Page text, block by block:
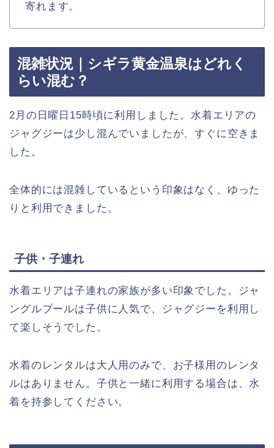
寄れます。
混雑状況｜シギラ黄金温泉はどれく
らい混む？
2月の日曜日15時頃に利用しました。水着エリアの
ジャグジーは少し混んでいましたが、すぐに空きま
した。
全体的には混雑しているという印象はなく、ゆった
りと利用できました。
子供・子連れ
水着エリアは子連れの家族が多い印象でした。ジャ
ングルプールは子供に人気で、ジャグジーを利用し
て楽しそうでした。
水着のレンタルは大人用のみで、お子様用のレンタ
ルはありません。子供と一緒に利用する場合は、水
着を持参してください。